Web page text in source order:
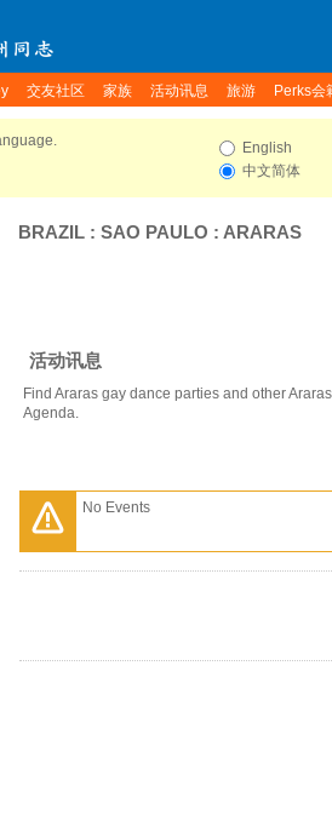
交友社区 家族 活动讯息 旅游 Perks会
English
中文简体
BRAZIL : SAO PAULO : ARARAS
活动讯息
Find Araras gay dance parties and other
Agenda.
No Events